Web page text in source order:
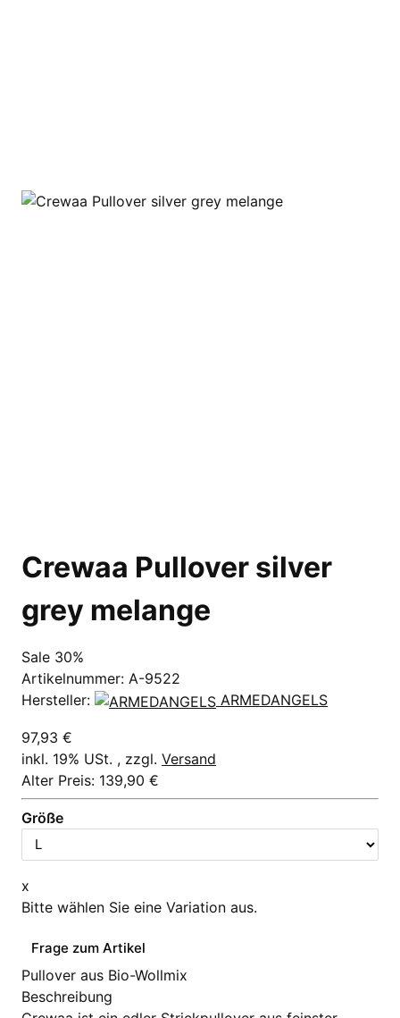
Crewaa Pullover silver
grey melange
Sale 30%
Artikelnummer: A-9522
Hersteller:
ARMEDANGELS
97,93 €
inkl. 19% USt. , zzgl. Versand
Alter Preis: 139,90 €
Größe
x
Bitte wählen Sie eine Variation aus.
Frage zum Artikel
Pullover aus Bio-Wollmix
Beschreibung